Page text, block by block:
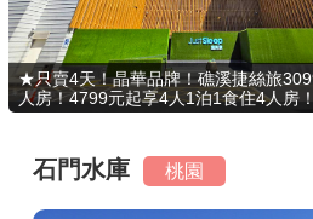
好康優惠
最新消息
最新留言
★只賣4天！晶華品牌！礁溪捷絲旅
人房！4799元起享4人1泊1食住4人房！
石門水庫 桃園